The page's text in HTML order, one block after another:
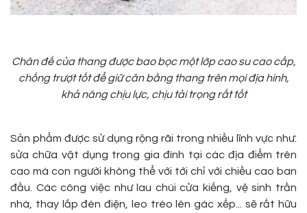
Chân đế của thang được bao bọc một lớp cao su cao cấp,
chống trượt tốt để giữ cân bằng thang trên mọi địa hình,
khả năng chịu lực, chịu tải trọng rất tốt
Sản phẩm được sử dụng rộng rãi trong nhiều lĩnh vực như:
sửa chữa vật dụng trong gia đình tại các địa điểm trên
cao mà con người không thể với tới chỉ với chiều cao ban
đầu. Các công việc như lau chùi cửa kiếng, vệ sinh trần
nhà, thay lắp đèn điện, leo trèo lên gác xếp... sẽ rất hữu